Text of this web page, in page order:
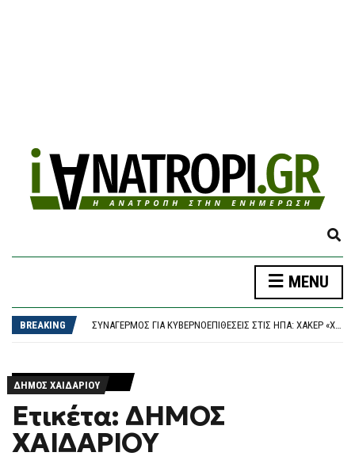
E
P
N
MENU
BREAKING
ΠΑΟΚ – ΆΝΤΕΡΛΕΧΤ 0-1, EUROPA LEAGUE: “ΣΟΚ” ΣΤΑ 17 ΔΕΥΤΕΡΌΛΕΠΤΑ ΚΑΙ… ΒΟΥΝΌ Η ΡΕΒΆΝΣ ΓΙΑ ΤΟΝ “ΔΙΚΈΦΑΛΟ”
ΣΥΝΑΓΕΡΜΌΣ ΓΙΑ ΚΥΒΕΡΝΟΕΠΙΘΈΣΕΙΣ ΣΤΙΣ ΗΠΑ: ΧΆΚΕΡ «ΧΤΥΠΟΎΝ» ΚΟΛΟΣΣΟΎΣ ΜΕ ΈΝΑ ΤΗΛΕΦΏΝΗΜΑ – ΠΏΣ ΠΑΓΙΔΕΎΟΥΝ ΕΡΓΑΖΟΜΈΝΟΥΣ ΚΑΙ ΑΡΠΆΖΟΥΝ ΚΩΔΙΚΟΎΣ
ΔΗΜΟΣ ΧΑΙΔΑΡΙΟΥ
Ετικέτα: ΔΗΜΟΣ
ΧΑΙΔΑΡΙΟΥ